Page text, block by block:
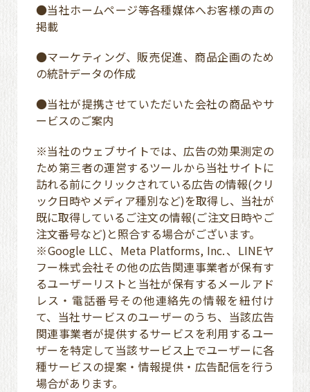
●当社ホームページ等各種媒体へお客様の声の
掲載
●マーケティング、販売促進、商品企画のため
の統計データの作成
●当社が提携させていただいた会社の商品やサ
ービスのご案内
※当社のウェブサイトでは、広告の効果測定の
ため第三者の運営するツールから当社サイトに
訪れる前にクリックされている広告の情報(クリ
ック日時やメディア種別など)を取得し、当社が
既に取得しているご注文の情報(ご注文日時やご
注文番号など)と照合する場合がございます。
※Google LLC、Meta Platforms, Inc.、LINEヤ
フー株式会社その他の広告関連事業者が保有す
るユーザーリストと当社が保有するメールアド
レス・電話番号その他連絡先の情報を紐付け
て、当社サービスのユーザーのうち、当該広告
関連事業者が提供するサービスを利用するユー
ザーを特定して当該サービス上でユーザーに各
種サービスの提案・情報提供・広告配信を行う
場合があります。